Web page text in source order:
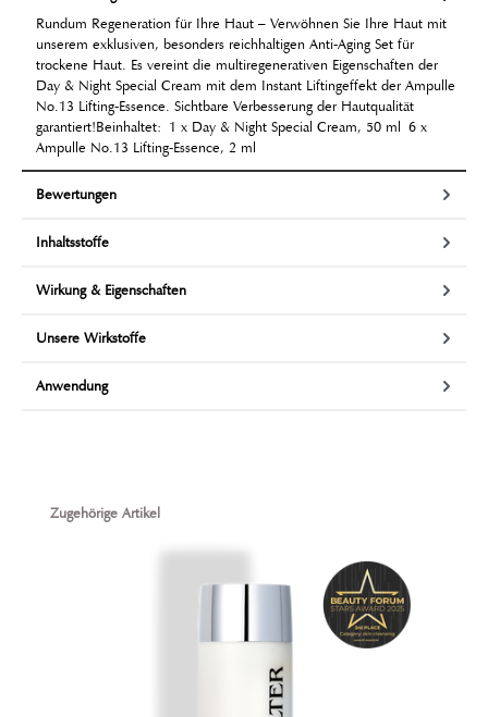
Rundum Regeneration für Ihre Haut – Verwöhnen Sie Ihre Haut mit
unserem exklusiven, besonders reichhaltigen Anti-Aging Set für
trockene Haut. Es vereint die multiregenerativen Eigenschaften der
Day & Night Special Cream mit dem Instant Liftingeffekt der Ampulle
No.13 Lifting-Essence. Sichtbare Verbesserung der Hautqualität
garantiert!Beinhaltet: 1 x Day & Night Special Cream, 50 ml 6 x
Ampulle No.13 Lifting-Essence, 2 ml
Bewertungen
Inhaltsstoffe
Wirkung & Eigenschaften
Unsere Wirkstoffe
Anwendung
Produktgalerie überspringen
Zugehörige Artikel